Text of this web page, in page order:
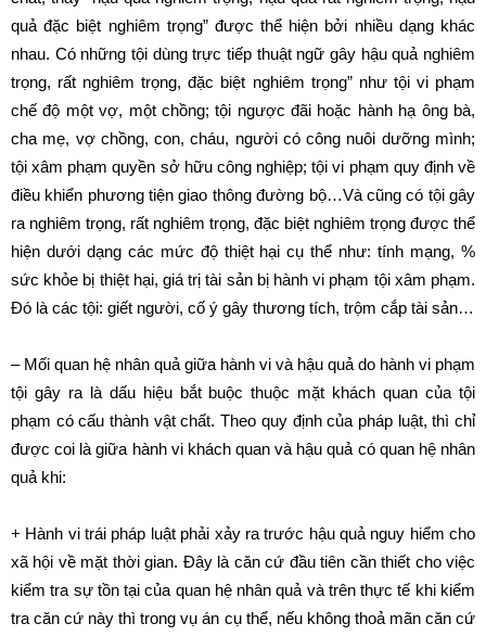
quả đặc biệt nghiêm trọng” được thể hiện bởi nhiều dạng khác
nhau. Có những tội dùng trực tiếp thuật ngữ gây hậu quả nghiêm
trọng, rất nghiêm trọng, đặc biệt nghiêm trọng” như tội vi phạm
chế độ một vợ, một chồng; tội ngược đãi hoặc hành hạ ông bà,
cha mẹ, vợ chồng, con, cháu, người có công nuôi dưỡng mình;
tội xâm phạm quyền sở hữu công nghiệp; tội vi phạm quy định về
điều khiển phương tiện giao thông đường bộ…Và cũng có tội gây
ra nghiêm trọng, rất nghiêm trọng, đặc biệt nghiêm trọng được thể
hiện dưới dạng các mức độ thiệt hại cụ thể như: tính mạng, %
sức khỏe bị thiệt hại, giá trị tài sản bị hành vi phạm tội xâm phạm.
Đó là các tội: giết người, cố ý gây thương tích, trộm cắp tài sản…
– Mối quan hệ nhân quả giữa hành vi và hậu quả do hành vi phạm
tội gây ra là dấu hiệu bắt buộc thuộc mặt khách quan của tội
phạm có cấu thành vật chất. Theo quy định của pháp luật, thì chỉ
được coi là giữa hành vi khách quan và hậu quả có quan hệ nhân
quả khi:
+ Hành vi trái pháp luật phải xảy ra trước hậu quả nguy hiểm cho
xã hội về mặt thời gian. Đây là căn cứ đầu tiên cần thiết cho việc
kiểm tra sự tồn tại của quan hệ nhân quả và trên thực tế khi kiểm
tra căn cứ này thì trong vụ án cụ thể, nếu không thoả mãn căn cứ